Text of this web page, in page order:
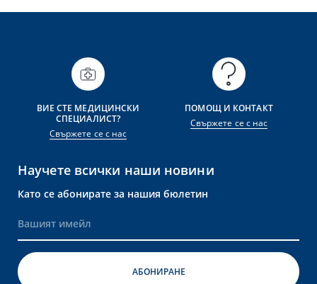
ВИЕ СТЕ МЕДИЦИНСКИ
СПЕЦИАЛИСТ?
Свържете се с нас
ПОМОЩ И КОНТАКТ
Свържете се с нас
Научете всички наши новини
Като се абонирате за нашия бюлетин